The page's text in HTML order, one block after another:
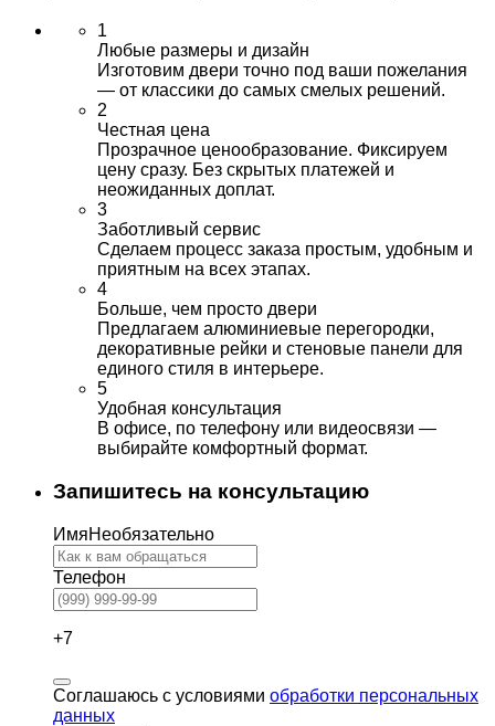
1
Любые размеры и дизайн
Изготовим двери точно под ваши пожелания
— от классики до самых смелых решений.
2
Честная цена
Прозрачное ценообразование. Фиксируем
цену сразу. Без скрытых платежей и
неожиданных доплат.
3
Заботливый сервис
Сделаем процесс заказа простым, удобным и
приятным на всех этапах.
4
Больше, чем просто двери
Предлагаем алюминиевые перегородки,
декоративные рейки и стеновые панели для
единого стиля в интерьере.
5
Удобная консультация
В офисе, по телефону или видеосвязи —
выбирайте комфортный формат.
Запишитесь на консультацию
ИмяНеобязательно
Телефон
+7
Соглашаюсь с условиями обработки персональных
данных